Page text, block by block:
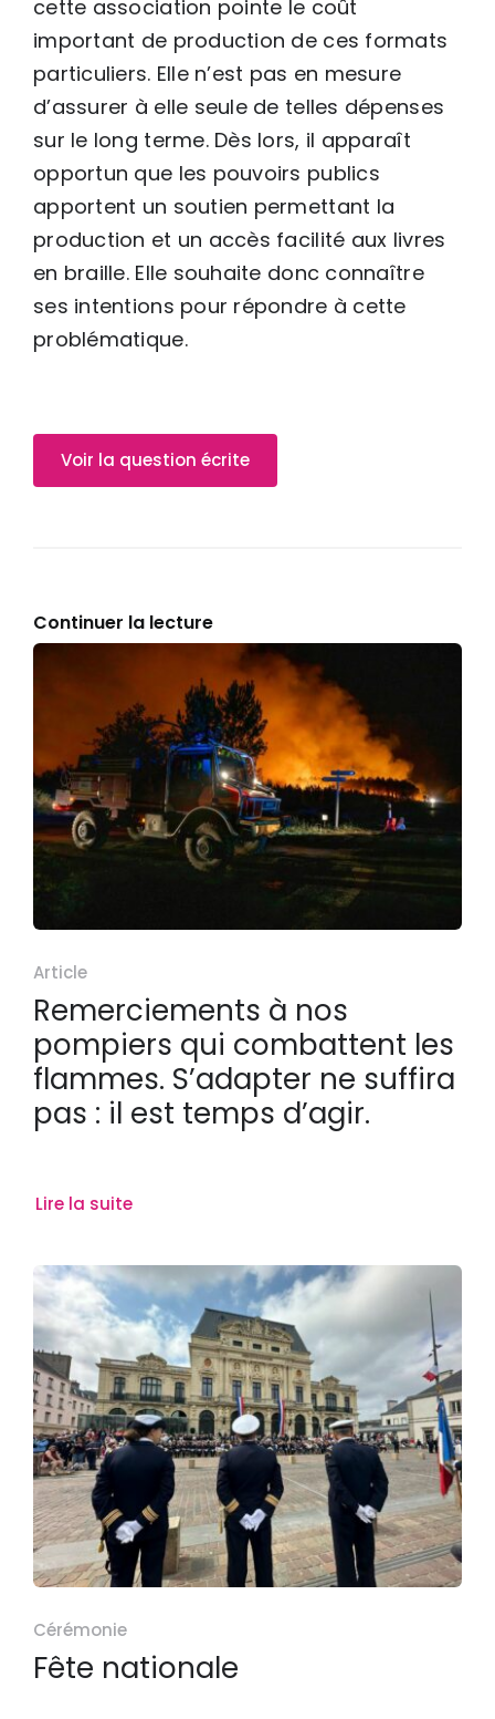
cette association pointe le coût
important de production de ces formats
particuliers. Elle n’est pas en mesure
d’assurer à elle seule de telles dépenses
sur le long terme. Dès lors, il apparaît
opportun que les pouvoirs publics
apportent un soutien permettant la
production et un accès facilité aux livres
en braille. Elle souhaite donc connaître
ses intentions pour répondre à cette
problématique.
Voir la question écrite
Continuer la lecture
Article
Remerciements à nos
pompiers qui combattent les
flammes. S’adapter ne suffira
pas : il est temps d’agir.
Lire la suite
Cérémonie
Fête nationale